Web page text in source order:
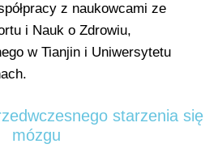
z naukowcami ze
i Nauk o Zdrowiu,
w Tianjin i Uniwersytetu
starzenia się
mózgu